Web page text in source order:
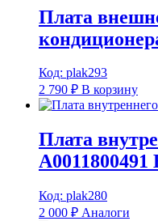
Плата
Код: plak293
2 790 ₽ В корзину
Плата
Код: plak280
2 000 ₽ Аналоги